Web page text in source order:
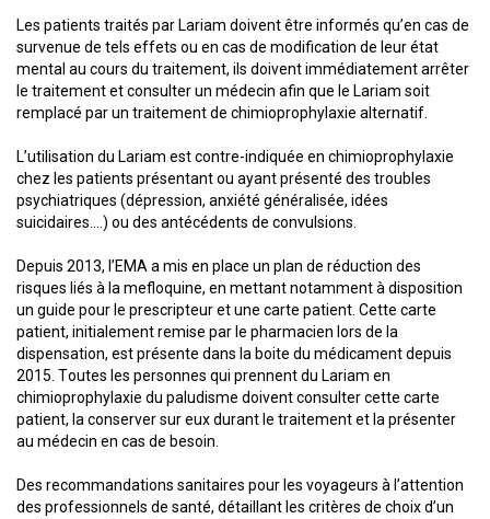
Les patients traités par Lariam doivent être informés qu’en cas de
survenue de tels effets ou en cas de modification de leur état
mental au cours du traitement, ils doivent immédiatement arrêter
le traitement et consulter un médecin afin que le Lariam soit
remplacé par un traitement de chimioprophylaxie alternatif.
L’utilisation du Lariam est contre-indiquée en chimioprophylaxie
chez les patients présentant ou ayant présenté des troubles
psychiatriques (dépression, anxiété généralisée, idées
suicidaires….) ou des antécédents de convulsions.
Depuis 2013, l’EMA a mis en place un plan de réduction des
risques liés à la mefloquine, en mettant notamment à disposition
un guide pour le prescripteur et une carte patient. Cette carte
patient, initialement remise par le pharmacien lors de la
dispensation, est présente dans la boite du médicament depuis
2015. Toutes les personnes qui prennent du Lariam en
chimioprophylaxie du paludisme doivent consulter cette carte
patient, la conserver sur eux durant le traitement et la présenter
au médecin en cas de besoin.
Des recommandations sanitaires pour les voyageurs à l’attention
des professionnels de santé, détaillant les critères de choix d’un